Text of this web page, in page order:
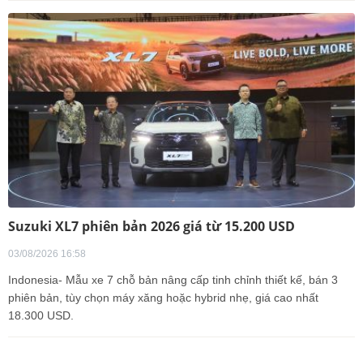
Suzuki XL7 phiên bản 2026 giá từ 15.200 USD
03/08/2026 16:58
Indonesia- Mẫu xe 7 chỗ bản nâng cấp tinh chỉnh thiết kế, bán 3
phiên bản, tùy chọn máy xăng hoặc hybrid nhẹ, giá cao nhất
18.300 USD.